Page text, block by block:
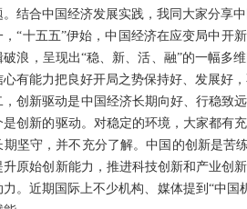
结合中国经济发展实践，我同大家分享
，“十五五”伊始，中国经济在应变局中开
破浪，呈现出“稳、新、活、融”的一幅多
有能力把良好开局之势保持好、发展好
，创新驱动是中国经济长期向好、行稳致
是创新的驱动。对稳定的环境，大家都有
期坚守，并不充分了解。中国的创新是苦
升原始创新能力，推进科技创新和产业创
力。近期国际上不少机构、媒体提到“中